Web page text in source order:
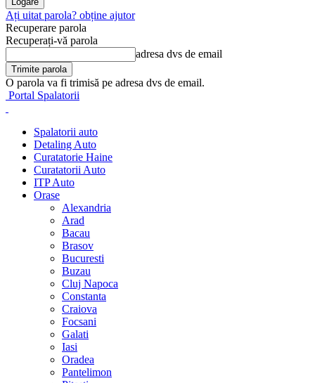
Ați uitat parola? obține ajutor
Recuperare parola
Recuperați-vă parola
adresa dvs de email
O parola va fi trimisă pe adresa dvs de email.
Portal Spalatorii
Spalatorii auto
Detaling Auto
Curatatorie Haine
Curatatorii Auto
ITP Auto
Orase
Alexandria
Arad
Bacau
Brasov
Bucuresti
Buzau
Cluj Napoca
Constanta
Craiova
Focsani
Galati
Iasi
Oradea
Pantelimon